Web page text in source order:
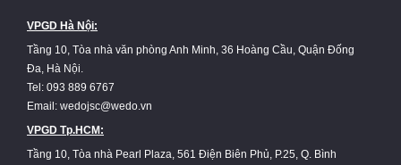
VPGD Hà Nội:
Tầng 10, Tòa nhà văn phòng Anh Minh, 36 Hoàng Cầu, Quận Đống
Đa, Hà Nội.
Tel: 093 889 6767
Email: wedojsc@wedo.vn
VPGD Tp.HCM:
Tầng 10, Tòa nhà Pearl Plaza, 561 Điện Biên Phủ, P.25, Q. Bình